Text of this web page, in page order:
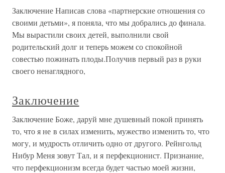
Заключение Написав слова «партнерские отношения со
своими детьми», я поняла, что мы добрались до финала.
Мы вырастили своих детей, выполнили свой
родительский долг и теперь можем со спокойной
совестью пожинать плоды.Получив первый раз в руки
своего ненаглядного,
Заключение
Заключение Боже, даруй мне душевный покой принять
то, что я не в силах изменить, мужество изменить то, что
могу, и мудрость отличить одно от другого. Рейнгольд
Нибур Меня зовут Тал, и я перфекционист. Признание,
что перфекционизм всегда будет частью моей жизни,